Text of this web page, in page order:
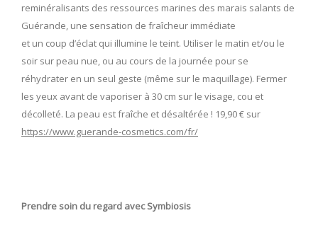
reminéralisants des ressources marines des marais salants de
Guérande, une sensation de fraîcheur immédiate
et un coup d’éclat qui illumine le teint. Utiliser le matin et/ou le
soir sur peau nue, ou au cours de la journée pour se
réhydrater en un seul geste (même sur le maquillage). Fermer
les yeux avant de vaporiser à 30 cm sur le visage, cou et
décolleté. La peau est fraîche et désaltérée ! 19,90 € sur
https://www.guerande-cosmetics.com/fr/
Prendre soin du regard avec Symbiosis